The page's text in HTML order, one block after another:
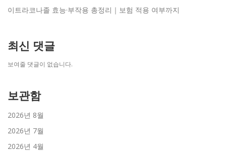
이트라코나졸 효능·부작용 총정리｜보험 적용 여부까지
최신 댓글
보여줄 댓글이 없습니다.
보관함
2026년 8월
2026년 7월
2026년 4월